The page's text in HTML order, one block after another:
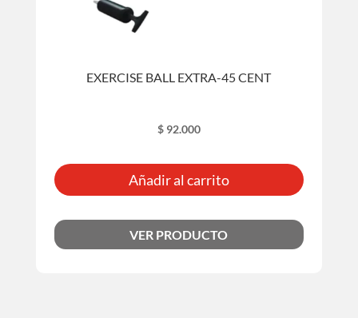
EXERCISE BALL EXTRA-45 CENT
$92.000
Añadir al carrito
VER PRODUCTO